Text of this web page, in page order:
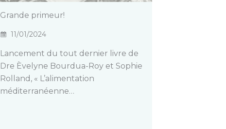
Grande primeur!
11/01/2024
Lancement du tout dernier livre de
Dre Èvelyne Bourdua-Roy et Sophie
Rolland, « L’alimentation
méditerranéenne…